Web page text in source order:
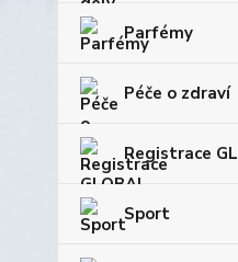
Parfémy
Péče o zdraví
Registrace
Sport